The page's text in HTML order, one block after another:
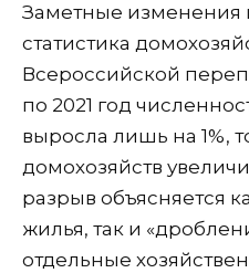
Заметные изменения
статистика
Всероссийской
по 2021 год
выросла лишь на 1%,
домохозяйств
разрыв объясняется
жилья, так и
отдельные